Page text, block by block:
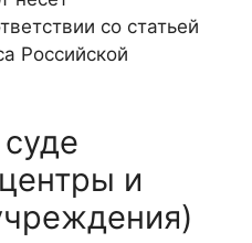
со статьей
Российской
и